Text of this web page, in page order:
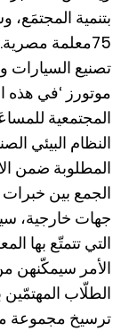
بتنمية
75معلمة
تصنيع السيارات
موتورز ‘في هذه
المجتمعية
النظام البيئي
المطلوبة ضمن
الجمع بين خبرات
جهات خارجية،
التي تتمتّع بها
الأمر سيمكّنهن
الطلّاب المهتمّين
ترسيخ مجموعة من